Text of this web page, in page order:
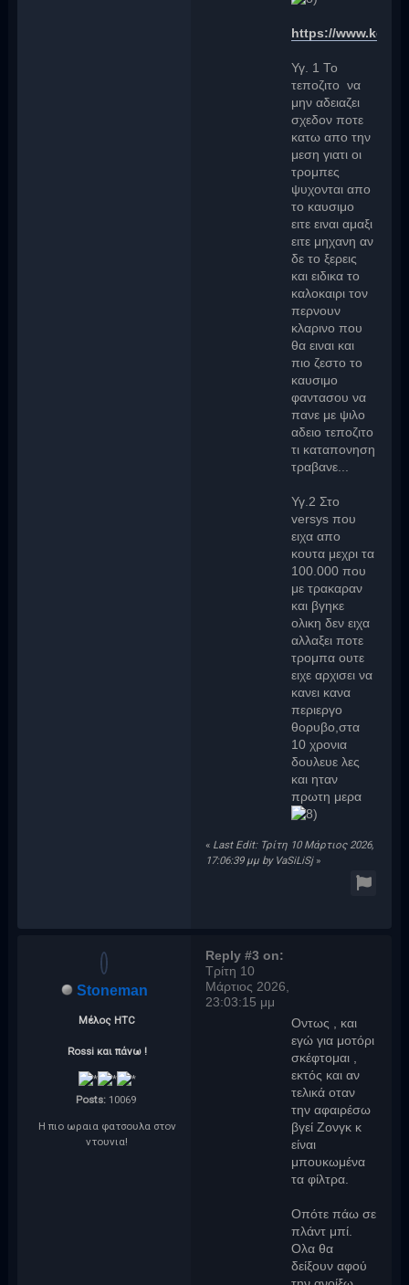
https://
Υγ. 1 Το
τεποζιτο να
μην αδειαζει
σχεδον ποτε
κατω απο την
μεση γιατι οι
τρομπες
ψυχονται απο
το καυσιμο
ειτε ειναι αμαξι
ειτε μηχανη αν
δε το ξερεις
και ειδικα το
καλοκαιρι τον
περνουν
κλαρινο που
θα ειναι και
πιο ζεστο το
καυσιμο
φαντασου να
πανε με ψιλο
αδειο τεποζιτο
τι καταπονηση
τραβανε...
Υγ.2 Στο
versys που
ειχα απο
κουτα μεχρι τα
100.000 που
με τρακαραν
και βγηκε
ολικη δεν ειχα
αλλαξει ποτε
τρομπα ουτε
ειχε αρχισει να
κανει κανα
περιεργο
θορυβο,στα
10 χρονια
δουλευε λες
και ηταν
πρωτη μερα
« Last Edit: Τρίτη 10 Μάρτιος 2026,
17:06:39 μμ by VaSiLiSj»
Stoneman
Μέλος ΗTC
Rossi και πάνω !
Posts: 10069
Η πιο ωραια φατσουλα στον
ντουνια!
Reply #3 on:
Τρίτη 10
Μάρτιος 2026,
23:03:15 μμ
Οντως , και
εγώ για μοτόρι
σκέφτομαι ,
εκτός και αν
τελικά οταν
την αφαιρέσω
βγεί Ζονγκ κ
είναι
μπουκωμένα
τα φίλτρα.
Οπότε πάω σε
πλάντ μπί.
Ολα θα
δείξουν αφού